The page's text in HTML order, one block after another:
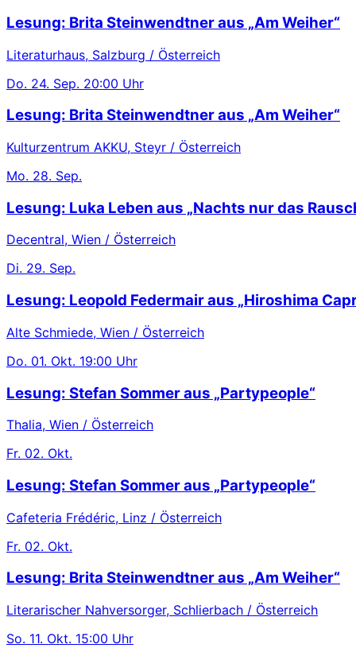
Lesung: Brita Steinwendtner aus „Am Weiher“
Literaturhaus, Salzburg / Österreich
Do. 24. Sep. 20:00 Uhr
Lesung: Brita Steinwendtner aus „Am Weiher“
Kulturzentrum AKKU, Steyr / Österreich
Mo. 28. Sep.
Lesung: Luka Leben aus „Nachts nur das
Decentral, Wien / Österreich
Di. 29. Sep.
Lesung: Leopold Federmair aus „Hiroshima
Alte Schmiede, Wien / Österreich
Do. 01. Okt. 19:00 Uhr
Lesung: Stefan Sommer aus „Partypeople“
Thalia, Wien / Österreich
Fr. 02. Okt.
Lesung: Stefan Sommer aus „Partypeople“
Cafeteria Frédéric, Linz / Österreich
Fr. 02. Okt.
Lesung: Brita Steinwendtner aus „Am Weiher“
Literarischer Nahversorger, Schlierbach / Österreich
So. 11. Okt. 15:00 Uhr